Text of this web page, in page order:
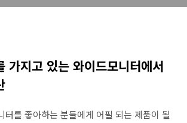
가지고 있는 와이드모니터에서
터를 좋아하는 분들에게 어필 되는 제품이 될